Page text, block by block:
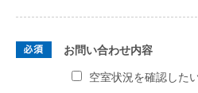
お問い合わせ内容
空室状況を確認した